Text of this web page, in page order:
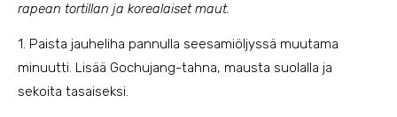
rapean tortillan ja korealaiset maut.
1. Paista jauheliha pannulla seesamiöljyssä muutama
minuutti. Lisää Gochujang-tahna, mausta suolalla ja
sekoita tasaiseksi.